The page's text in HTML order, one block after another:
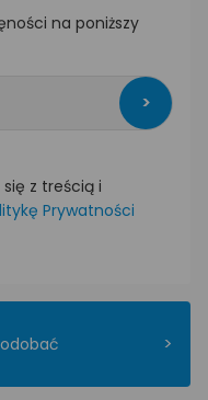
na poniższy
>
z treścią i
Prywatności
>